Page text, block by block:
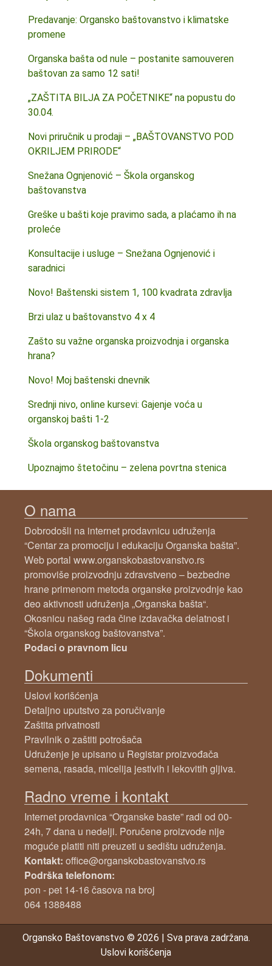
Predavanje: Organsko baštovanstvo i klimatske
promene
Organska bašta od nule – postanite samouveren
baštovan za samo 12 sati!
„ZAŠTITA BILJA ZA POČETNIKE“ na popustu do
30.04.
Novi priručnik u prodaji – „BAŠTOVANSTVO POD
OKRILJEM PRIRODE“
Snežana Ognjenović – Škola organskog
baštovanstva
Greške u bašti koje pravimo sada, a plaćamo ih na
proleće
Konsultacije i usluge – Snežana Ognjenović i
saradnici
Novo! Baštenski sistem 1, 100 kvadrata zdravlja
Brzi ulaz u baštovanstvo 4 x 4
Zašto su važne organska proizvodnja i organska
hrana?
Novo! Moj baštenski dnevnik
Srednji nivo, online kursevi: Gajenje voća u
organskoj bašti 1-2
Škola organskog baštovanstva
Upoznajmo štetočinu – zelena povrtna stenica
O nama
Dobrodošli na internet prodavnicu udruženja
“Centar za promociju i edukaciju Organska bašta”.
Web portal www.organskobastovanstvo.rs
promoviše proizvodnju zdravstveno – bezbedne
hrane primenom metoda organske proizvodnje kao
deo aktivnosti udruženja „Organska bašta“.
Okosnicu našeg rada čine izdavačka delatnost i
“Škola organskog baštovanstva”.
Podaci o pravnom licu
Dokumenti
Uslovi korišćenja
Detaljno uputstvo za poručivanje
Zaštita privatnosti
Pravilnik o zaštiti potrošača
Udruženje je upisano u Registar proizvođača
semena, rasada, micelija jestivih i lekovitih gljiva.
Radno vreme i kontakt
Internet prodavnica “Organske baste” radi od 00-
24h, 7 dana u nedelji. Poručene proizvode nije
moguće platiti niti preuzeti u sedištu udruženja.
Kontakt: office@organskobastovanstvo.rs
Podrška telefonom:
pon - pet 14-16 časova na broj
064 1388488
Organsko Baštovanstvo © 2026 | Sva prava zadržana.
Uslovi korišćenja